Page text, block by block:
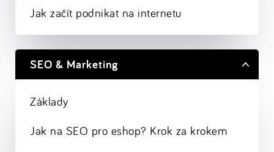
Jak začít podnikat na internetu
SEO & Marketing
Základy
Jak na SEO pro eshop? Krok za krokem